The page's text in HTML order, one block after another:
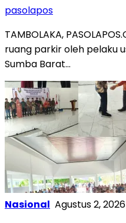
pasolapos
TAMBOLAKA,
ruang parkir oleh pelaku
Sumba Barat…
Nasional Agustus 2, 2026